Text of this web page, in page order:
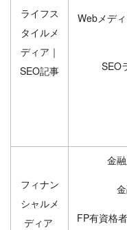
ライフス
タイルメ
ディア｜
SEO記事
Webメデ
SEO
フィナン
シャルメ
ディア
金
FP有資格